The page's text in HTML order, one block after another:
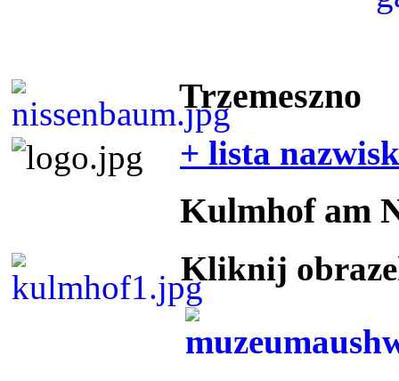
Trzemeszno
+ lista nazwisk
Kulmhof am
Kliknij